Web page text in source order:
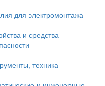
для электромонтажа
и средства
техника